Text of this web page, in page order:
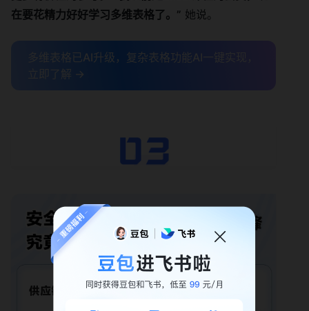
在要花精力好好学习多维表格了。” 她说。
多维表格已AI升级，复杂表格功能AI一键实现，
立即了解 →